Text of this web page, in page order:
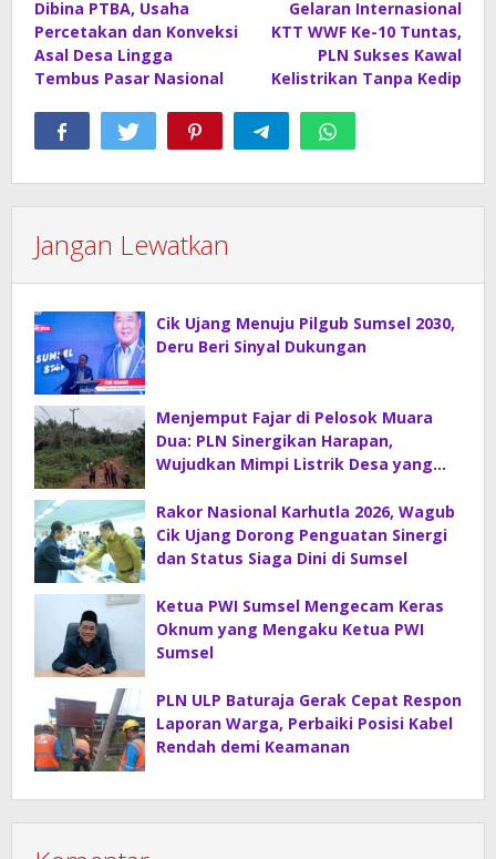
pos
Dibina PTBA, Usaha
Percetakan dan Konveksi
Asal Desa Lingga
Tembus Pasar Nasional
Gelaran Internasional
KTT WWF Ke-10 Tuntas,
PLN Sukses Kawal
Kelistrikan Tanpa Kedip
Jangan Lewatkan
Cik Ujang Menuju Pilgub Sumsel 2030,
Deru Beri Sinyal Dukungan
Menjemput Fajar di Pelosok Muara
Dua: PLN Sinergikan Harapan,
Wujudkan Mimpi Listrik Desa yang
Rakor Nasional Karhutla 2026, Wagub
Cik Ujang Dorong Penguatan Sinergi
dan Status Siaga Dini di Sumsel
Ketua PWI Sumsel Mengecam Keras
Oknum yang Mengaku Ketua PWI
Sumsel
PLN ULP Baturaja Gerak Cepat Respon
Laporan Warga, Perbaiki Posisi Kabel
Rendah demi Keamanan